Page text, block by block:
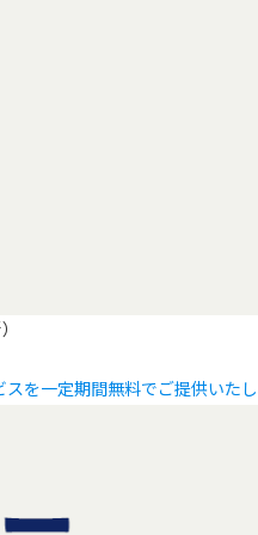
を一定期間無料でご提供いた